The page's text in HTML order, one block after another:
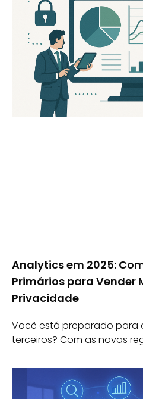
Analytics em 2025:
Primários para Vender
Privacidade
Você está preparado para
terceiros? Com as novas